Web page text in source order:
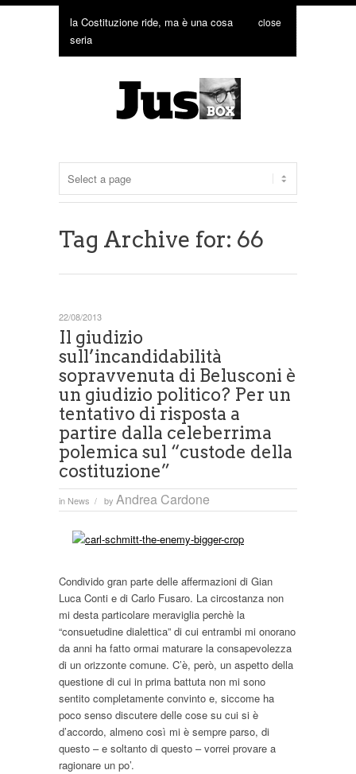
la Costituzione ride, ma è una cosa
seria
close
Tag Archive for: 66
Il giudizio
sull’incandidabilità
sopravvenuta di Belusconi è
un giudizio politico? Per un
tentativo di risposta a
partire dalla celeberrima
polemica sul “custode della
costituzione”
in News / by Andrea Cardone
22/08/2013
Condivido gran parte delle affermazioni di Gian
Luca Conti e di Carlo Fusaro. La circostanza non
mi desta particolare meraviglia perchè la
“consuetudine dialettica” di cui entrambi mi onorano
da anni ha fatto ormai maturare la consapevolezza
di un orizzonte comune. C’è, però, un aspetto della
questione di cui in prima battuta non mi sono
sentito completamente convinto e, siccome ha
poco senso discutere delle cose su cui si è
d’accordo, almeno così mi è sempre parso, di
questo – e soltanto di questo – vorrei provare a
ragionare un po’.